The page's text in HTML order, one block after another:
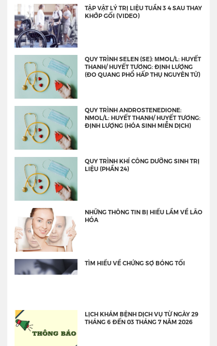
TẬP VẬT LÝ TRỊ LIỆU TUẦN 3 4 SAU THAY
KHỚP GỐI (VIDEO)
QUY TRÌNH SELEN (SE): ΜMOL/L: HUYẾT
THANH/ HUYẾT TƯƠNG: ĐỊNH LƯỢNG
(ĐO QUANG PHỔ HẤP THỤ NGUYÊN TỬ)
QUY TRÌNH ANDROSTENEDIONE:
NMOL/L: HUYẾT THANH/ HUYẾT TƯƠNG:
ĐỊNH LƯỢNG (HÓA SINH MIỄN DỊCH)
QUY TRÌNH KHÍ CÔNG DƯỠNG SINH TRỊ
LIỆU (PHẦN 24)
NHỮNG THÔNG TIN BỊ HIỂU LẦM VỀ LÃO
HÓA
TÌM HIỂU VỀ CHỨNG SỢ BÓNG TỐI
LỊCH KHÁM BỆNH DỊCH VỤ TỪ NGÀY 29
THÁNG 6 ĐẾN 03 THÁNG 7 NĂM 2026